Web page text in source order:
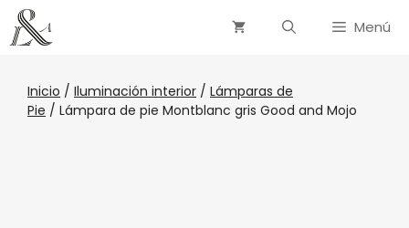
Menú
Inicio / Iluminación interior / Lámparas de
Pie / Lámpara de pie Montblanc gris Good and Mojo